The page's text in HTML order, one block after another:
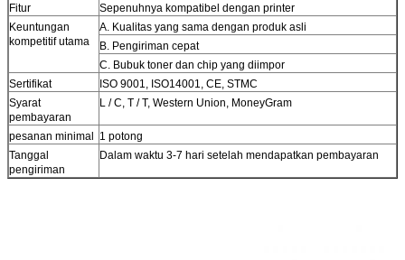
Fitur
Sepenuhnya kompatibel dengan printer
Keuntungan
kompetitif utama
A. Kualitas yang sama dengan produk asli
B. Pengiriman cepat
C. Bubuk toner dan chip yang diimpor
Sertifikat
ISO 9001, ISO14001, CE, STMC
Syarat
pembayaran
L / C, T / T, Western Union, MoneyGram
pesanan minimal 1 potong
Tanggal
pengiriman
Dalam waktu 3-7 hari setelah mendapatkan pembayaran